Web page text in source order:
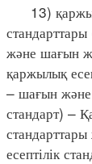
13)
және шағын
қаржылық
– шағын және
стандарт) –
есептілік